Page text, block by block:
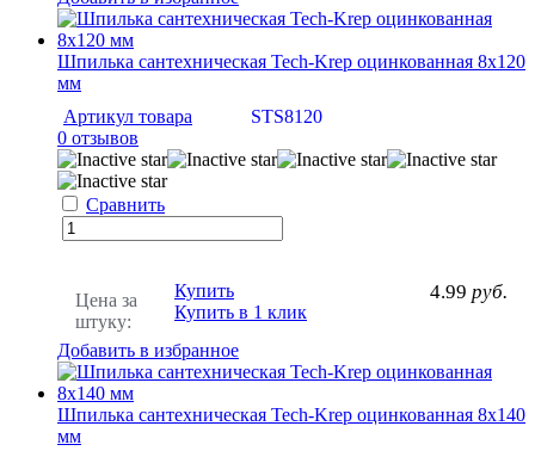
Шпилька сантехническая Tech-Krep оцинкованная 8х120
мм
Артикул товара
STS8120
0 отзывов
Сравнить
Цена за
штуку:
4.99 руб.
Купить
Купить в 1 клик
Добавить в избранное
Шпилька сантехническая Tech-Krep оцинкованная 8х140
мм